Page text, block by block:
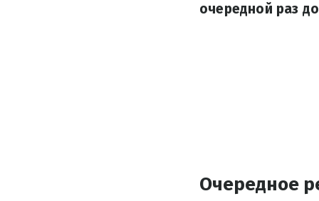
очередной раз
Очередное